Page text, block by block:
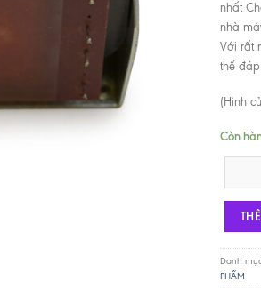
nhất
nhà
Với rất
thể
(Hình
Còn
Danh
PHẨM